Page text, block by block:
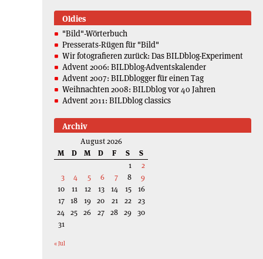
Oldies
"Bild"-Wörterbuch
Presserats-Rügen für "Bild"
Wir fotografieren zurück: Das BILDblog-Experiment
Advent 2006: BILDblog-Adventskalender
Advent 2007: BILDblogger für einen Tag
Weihnachten 2008: BILDblog vor 40 Jahren
Advent 2011: BILDblog classics
Archiv
August 2026
M
D M D F S
S
1
2
3
4 5 6 7 8
9
10
11 12 13 14 15
16
17 18 19 20 21 22
23
24 25 26 27 28 29 30
31
« Jul